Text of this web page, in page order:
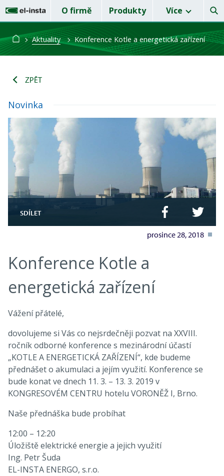
O firmě Produkty Více
Aktuality Konference Kotle a energetická zařízení
ZPĚT
Novinka
SDÍLET
prosince 28, 2018
Konference Kotle a
energetická zařízení
Vážení přátelé,
dovolujeme si Vás co nejsrdečněji pozvat na XXVIII.
ročník odborné konference s mezinárodní účastí
„KOTLE A ENERGETICKÁ ZAŘÍZENÍ“, kde budeme
přednášet o akumulaci a jejím využití. Konference se
bude konat ve dnech 11. 3. – 13. 3. 2019 v
KONGRESOVÉM CENTRU hotelu VORONĚŽ I, Brno.
Naše přednáška bude probíhat
12:00 – 12:20
Úložiště elektrické energie a jejich využití
Ing. Petr Šuda
EL-INSTA ENERGO, s.r.o.